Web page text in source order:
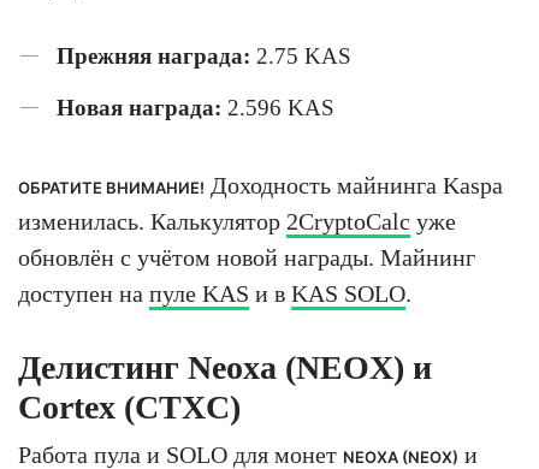
Прежняя награда: 2.75 KAS
Новая награда: 2.596 KAS
ОБРАТИТЕ ВНИМАНИЕ! Доходность майнинга Kaspa
изменилась. Калькулятор 2CryptoCalc уже
обновлён с учётом новой награды. Майнинг
доступен на пуле KAS и в KAS SOLO.
Делистинг Neoxa (NEOX) и
Cortex (CTXC)
Работа пула и SOLO для монет NEOXA (NEOX) и